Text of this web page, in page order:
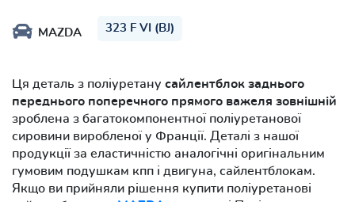
MAZDA 323 F VI (BJ)
Ця деталь з поліуретану сайлентблок заднього
переднього поперечного прямого важеля зовнішній
зроблена з багатокомпонентної поліуретанової
сировини виробленої у Франції. Деталі з нашої
продукції за еластичністю аналогічні оригінальним
гумовим подушкам кпп і двигуна, сайлентблокам.
Якщо ви прийняли рішення купити поліуретанові